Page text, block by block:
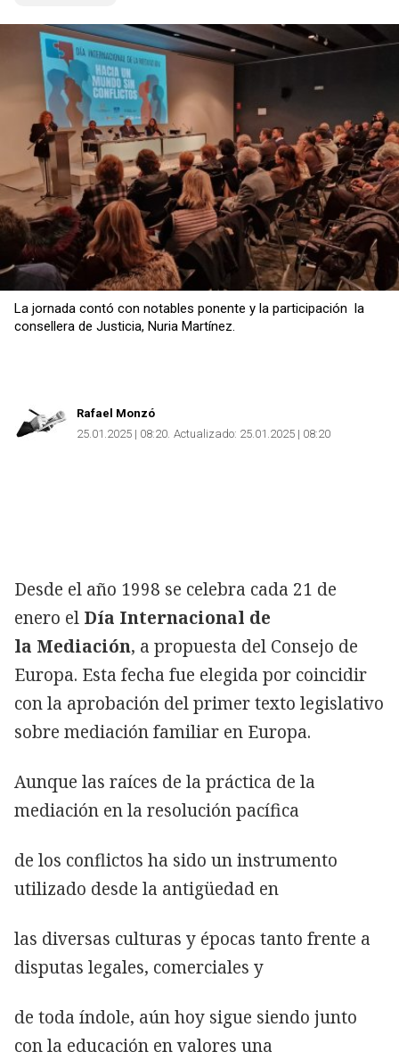
La jornada contó con notables ponente y la participación la
consellera de Justicia, Nuria Martínez.
Rafael Monzó
25.01.2025 | 08:20 Actualizado: 25.01.2025 | 08:20
Desde el año 1998 se celebra cada 21 de
enero el Día Internacional de
la Mediación, a propuesta del Consejo de
Europa. Esta fecha fue elegida por coincidir
con la aprobación del primer texto legislativo
sobre mediación familiar en Europa.
Aunque las raíces de la práctica de la
mediación en la resolución pacífica
de los conflictos ha sido un instrumento
utilizado desde la antigüedad en
las diversas culturas y épocas tanto frente a
disputas legales, comerciales y
de toda índole, aún hoy sigue siendo junto
con la educación en valores una